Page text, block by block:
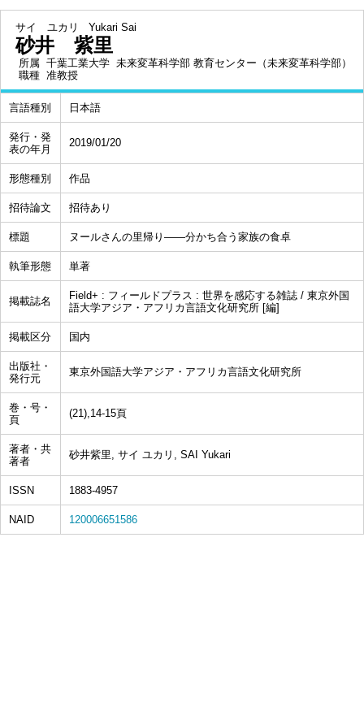
サイ ユカリ Yukari Sai
砂井 紫里
所属 千葉工業大学 未来変革科学部 教育センター（未来変革科学部）
職種 准教授
言語種別 日本語
発行・発
表の年月
2019/01/20
形態種別 作品
招待論文 招待あり
標題 ヌールさんの里帰り――分かち合う家族の食卓
執筆形態 単著
掲載誌名
Field+ : フィールドプラス : 世界を感応する雑誌 / 東京外国
語大学アジア・アフリカ言語文化研究所 [編]
掲載区分 国内
出版社・
発行元
東京外国語大学アジア・アフリカ言語文化研究所
巻・号・
頁
(21),14-15頁
著者・共
著者
砂井紫里, サイ ユカリ, SAI Yukari
ISSN 1883-4957
NAID 120006651586